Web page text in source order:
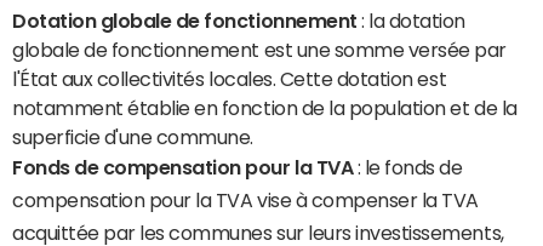
Dotation globale de fonctionnement : la dotation
globale de fonctionnement est une somme versée par
l'État aux collectivités locales. Cette dotation est
notamment établie en fonction de la population et de la
superficie d'une commune.
Fonds de compensation pour la TVA: le fonds de
compensation pour la TVA vise à compenser la TVA
acquittée par les communes sur leurs investissements,